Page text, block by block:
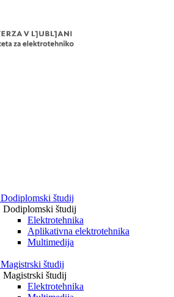
Dodiplomski študij
Dodiplomski študij
Elektrotehnika
Aplikativna elektrotehnika
Multimedija
Magistrski študij
Magistrski študij
Elektrotehnika